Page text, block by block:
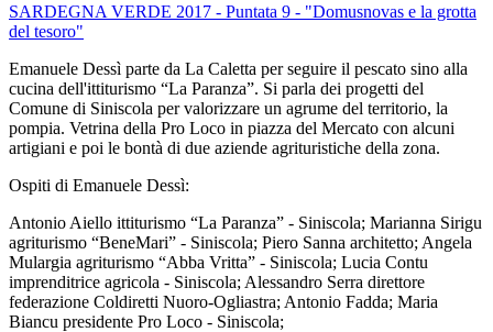
SARDEGNA VERDE 2017 - Puntata 9 - "Domusnovas e la grotta
del tesoro"
Emanuele Dessì parte da La Caletta per seguire il pescato sino alla
cucina dell'ittiturismo “La Paranza”. Si parla dei progetti del
Comune di Siniscola per valorizzare un agrume del territorio, la
pompia. Vetrina della Pro Loco in piazza del Mercato con alcuni
artigiani e poi le bontà di due aziende agrituristiche della zona.
Ospiti di Emanuele Dessì:
Antonio Aiello ittiturismo “La Paranza” - Siniscola; Marianna Sirigu
agriturismo “BeneMari” - Siniscola; Piero Sanna architetto; Angela
Mulargia agriturismo “Abba Vritta” - Siniscola; Lucia Contu
imprenditrice agricola - Siniscola; Alessandro Serra direttore
federazione Coldiretti Nuoro-Ogliastra; Antonio Fadda; Maria
Biancu presidente Pro Loco - Siniscola;